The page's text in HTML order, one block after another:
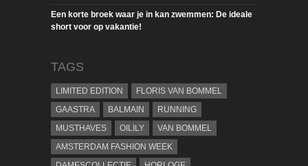
Een korte broek waar je in kan zwemmen: De ideale
short voor op vakantie!
TAGS
LIMITED EDITION
FLORIS VAN BOMMEL
GAASTRA
BALMAIN
RUNNING
MUSTHAVES
OILILY
VAN BOMMEL
AMSTERDAM FASHION WEEK